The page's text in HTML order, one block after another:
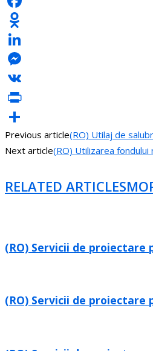
Facebook
Odnoklassniki
LinkedIn
Messenger
VK
PrintFriendly
Share
Previous article(RO) Utilaj de
Next article(RO) Utilizarea
RELATED ARTICLES
(RO) Servicii de proiectare
(RO) Servicii de proiectare